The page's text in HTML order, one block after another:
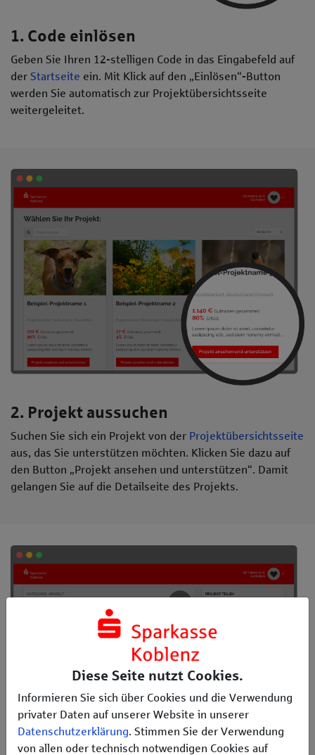
Diese Seite nutzt Cookies.
Informieren Sie sich über Cookies und die Verwendung
privater Daten auf unserer Website in unserer
Datenschutzerklärung. Stimmen Sie der Verwendung
von allen oder technisch notwendigen Cookies auf
1. Code einlösen
Geben Sie Ihren 12-stelligen Code in das Eingabefeld auf
der Startseite ein. Mit Klick auf den „Einlösen“-Button
werden Sie automatisch zur Projektübersichtsseite
weitergeleitet.
2. Projekt aussuchen
Suchen Sie sich ein Projekt von der Projektübersichtsseite
aus, das Sie unterstützen möchten. Klicken Sie dazu auf
den Button „Projekt ansehen und unterstützen“. Damit
gelangen Sie auf die Detailseite des Projekts.